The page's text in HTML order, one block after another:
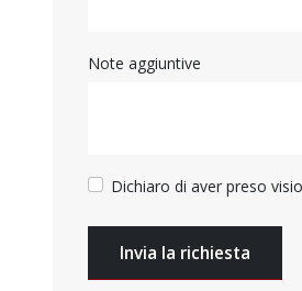
Note aggiuntive
Dichiaro di aver preso
Invia la richiesta